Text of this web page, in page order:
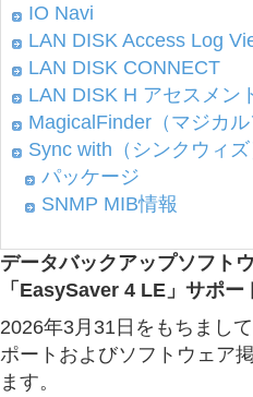
IO Navi
LAN DISK Access Log
LAN DISK CONNECT
LAN DISK H アセスメン
MagicalFinder（マジカル
Sync with（シンクウィズ
パッケージ
SNMP MIB情報
データバックアップソフト
「EasySaver 4 LE」サポ
2026年3月31日をもちまし
ポートおよびソフトウェア
ます。